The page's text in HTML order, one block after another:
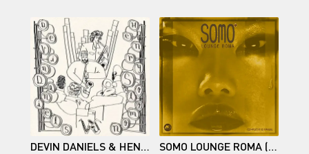
DEVIN DANIELS & HENRY SOLOMON - VS. SOMO LOUNGE ROMA (ORIENTAL & DEEP SOUND EXPERIENCE) (COMPILED BY DJ MANUEL)